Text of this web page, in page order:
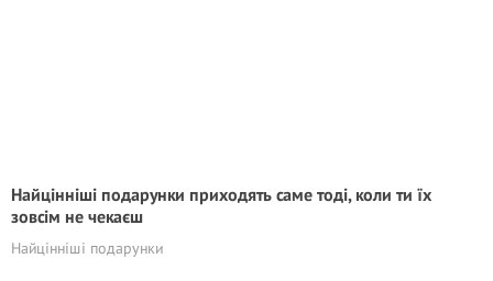
Найцінніші подарунки приходять саме тоді, коли ти їх
зовсім не чекаєш
Найцінніші подарунки